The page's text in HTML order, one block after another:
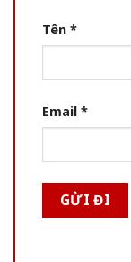
Tên *
Email *